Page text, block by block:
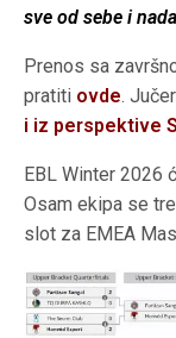
sve od sebe i
Prenos sa
pratiti ovde.
i iz perspektive
EBL Winter 2026
Osam ekipa se
slot za EMEA